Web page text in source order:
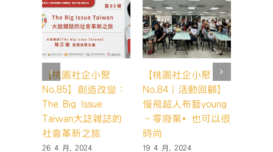
【桃園社企小聚
No.85】創造改變：
The Big Issue
Taiwan大誌雜誌的
社會革新之旅
26 4 月, 2024
【桃園社企小聚
No.84｜活動回顧】
慢飛超人布藝young
－零廢棄•也可以很
時尚
19 4 月, 2024